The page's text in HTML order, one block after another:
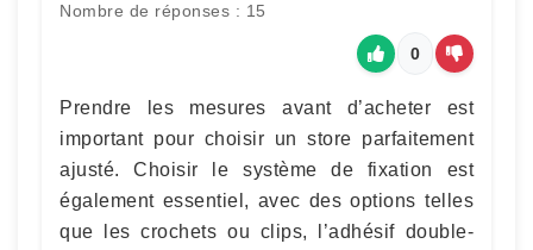
Nombre de réponses : 15
0
Prendre les mesures avant d’acheter est
important pour choisir un store parfaitement
ajusté. Choisir le système de fixation est
également essentiel, avec des options telles
que les crochets ou clips, l’adhésif double-